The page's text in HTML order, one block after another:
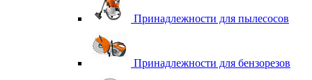
Принадлежности для пылесосов
Принадлежности для бензорезов